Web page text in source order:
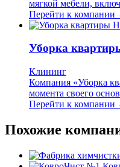
мягкой мебели,
Перейти к компании
Уборка
Клининг
Компания «Уборка
момента своего
Перейти к компании
Похожие